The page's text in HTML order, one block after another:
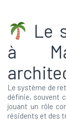
Le
à
Le système de
définie, souvent
jouant un rôle
résidents et des